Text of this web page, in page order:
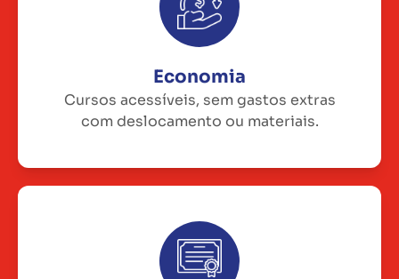
Economia
Cursos acessíveis, sem gastos extras
com deslocamento ou materiais.